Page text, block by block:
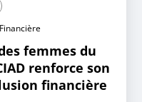
femmes du
renforce son
financière